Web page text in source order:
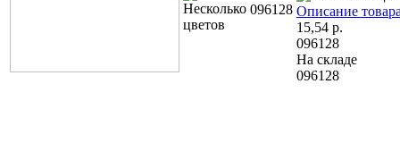
096128 Описание
15,54 р.
096128
На складе
096128